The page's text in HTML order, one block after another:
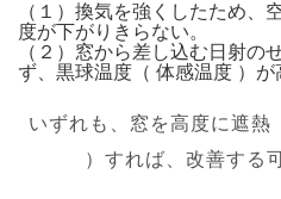
（１）換気を強くしたため、
度が下がりきらない。
（２）窓から差し込む日射の
ず、黒球温度（ 体感温度 ）が
いずれも、窓を高度に遮熱
）すれば、改善する